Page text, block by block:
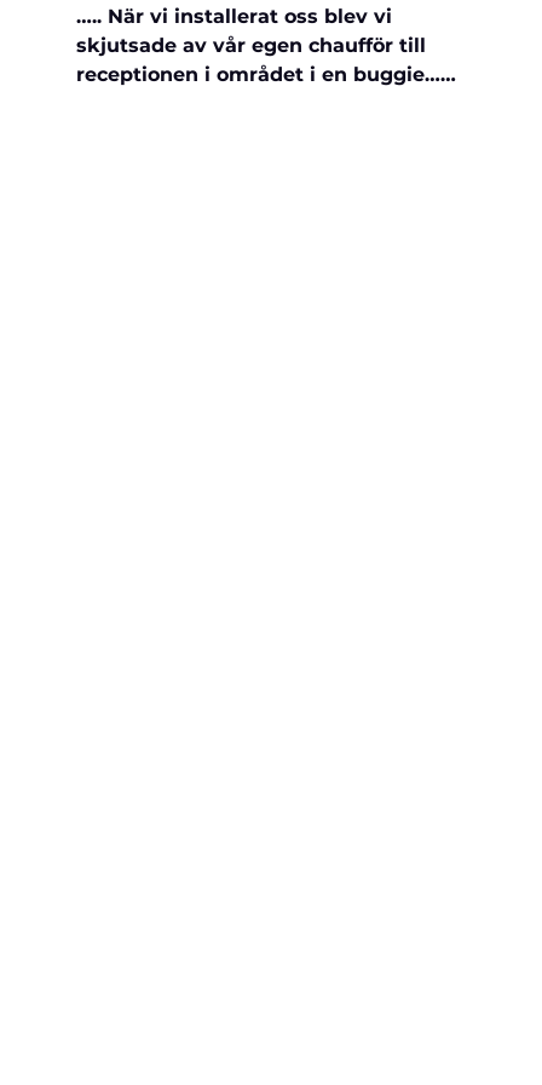
….. När vi installerat oss blev vi
skjutsade av vår egen chaufför till
receptionen i området i en buggie……